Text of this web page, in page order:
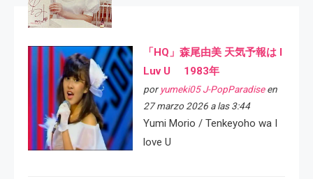
「HQ」森尾由美 天気予報は I
Luv U 1983年
por yumeki05 J-PopParadiseen
27 marzo 2026 a las 3:44
Yumi Morio / Tenkeyoho wa I
love U